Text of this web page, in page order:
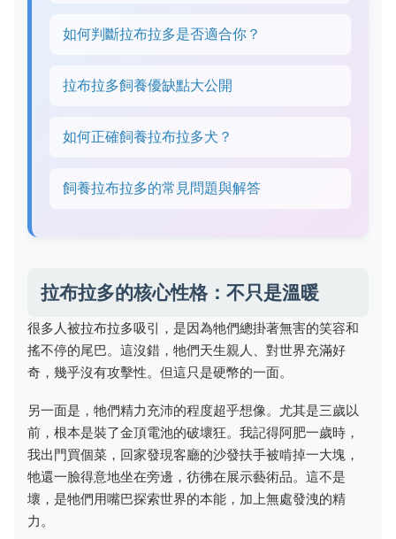
如何判斷拉布拉多是否適合你？
拉布拉多飼養優缺點大公開
如何正確飼養拉布拉多犬？
飼養拉布拉多的常見問題與解答
拉布拉多的核心性格：不只是溫暖
很多人被拉布拉多吸引，是因為牠們總掛著無害的笑容和
搖不停的尾巴。這沒錯，牠們天生親人、對世界充滿好
奇，幾乎沒有攻擊性。但這只是硬幣的一面。
另一面是，牠們精力充沛的程度超乎想像。尤其是三歲以
前，根本是裝了金頂電池的破壞狂。我記得阿肥一歲時，
我出門買個菜，回家發現客廳的沙發扶手被啃掉一大塊，
牠還一臉得意地坐在旁邊，彷彿在展示藝術品。這不是
壞，是牠們用嘴巴探索世界的本能，加上無處發洩的精
力。